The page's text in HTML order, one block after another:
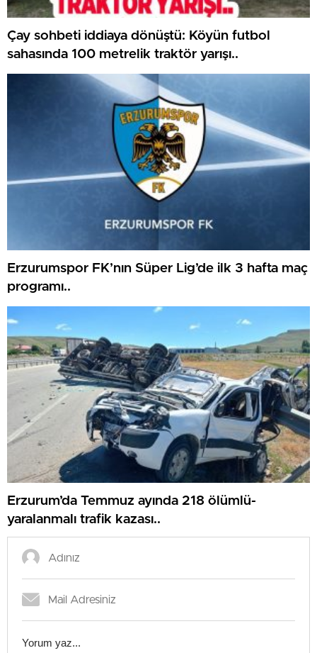
Çay sohbeti iddiaya dönüştü: Köyün futbol
sahasında 100 metrelik traktör yarışı..
Erzurumspor FK’nın Süper Lig’de ilk 3 hafta maç
programı..
Erzurum’da Temmuz ayında 218 ölümlü-
yaralanmalı trafik kazası..